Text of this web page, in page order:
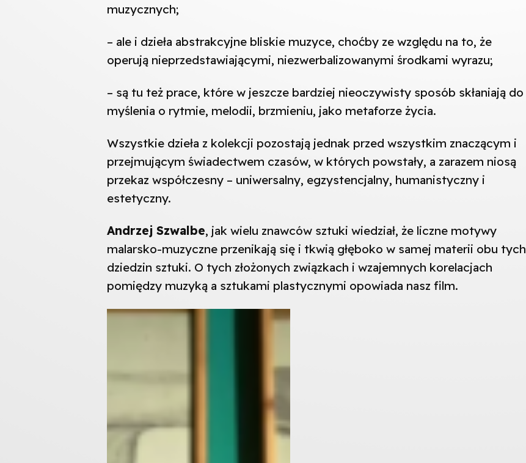
muzycznych;
– ale i dzieła abstrakcyjne bliskie muzyce, choćby ze względu na to, że
operują nieprzedstawiającymi, niezwerbalizowanymi środkami wyrazu;
– są tu też prace, które w jeszcze bardziej nieoczywisty sposób skłaniają do
myślenia o rytmie, melodii, brzmieniu, jako metaforze życia.
Wszystkie dzieła z kolekcji pozostają jednak przed wszystkim znaczącym i
przejmującym świadectwem czasów, w których powstały, a zarazem niosą
przekaz współczesny – uniwersalny, egzystencjalny, humanistyczny i
estetyczny.
Andrzej Szwalbe, jak wielu znawców sztuki wiedział, że liczne motywy
malarsko-muzyczne przenikają się i tkwią głęboko w samej materii obu tych
dziedzin sztuki. O tych złożonych związkach i wzajemnych korelacjach
pomiędzy muzyką a sztukami plastycznymi opowiada nasz film.